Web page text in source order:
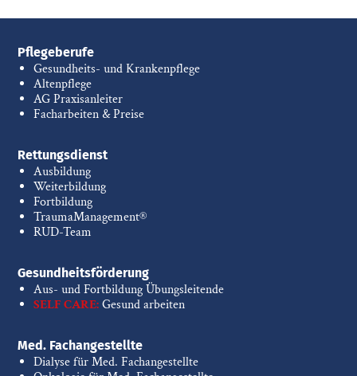
Pflegeberufe
Gesundheits- und Krankenpflege
Altenpflege
AG Praxisanleiter
Facharbeiten & Preise
Rettungsdienst
Ausbildung
Weiterbildung
Fortbildung
TraumaManagement®
RUD-Team
Gesundheitsförderung
Aus- und Fortbildung Übungsleitende
SELF CARE:Gesund arbeiten
Med. Fachangestellte
Dialyse für Med. Fachangestellte